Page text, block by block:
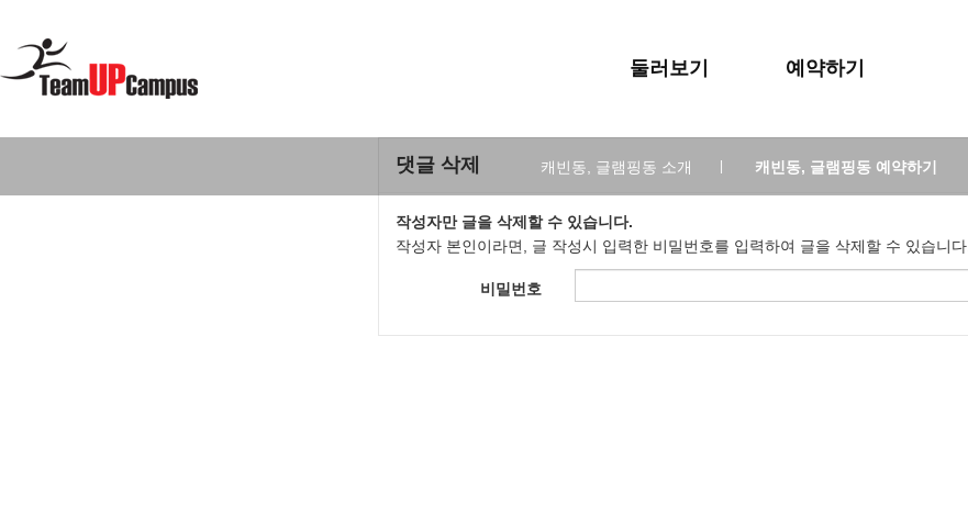
둘러보기 예약하기
캐빈동, 글램핑동 소개 캐빈동, 글램핑동 예약하기
댓글 삭제
작성자만 글을 삭제할 수 있습니다.
작성자 본인이라면, 글 작성시 입력한 비밀번호를 입력하여 글을 삭제할 수 있습니다.
비밀번호